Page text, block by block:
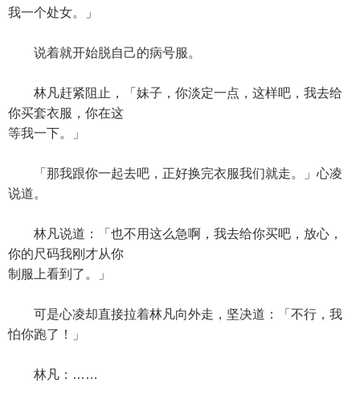
我一个处女。」
说着就开始脱自己的病号服。
林凡赶紧阻止，「妹子，你淡定一点，这样吧，我去给
你买套衣服，你在这
等我一下。」
「那我跟你一起去吧，正好换完衣服我们就走。」心凌
说道。
林凡说道：「也不用这么急啊，我去给你买吧，放心，
你的尺码我刚才从你
制服上看到了。」
可是心凌却直接拉着林凡向外走，坚决道：「不行，我
怕你跑了！」
林凡：……